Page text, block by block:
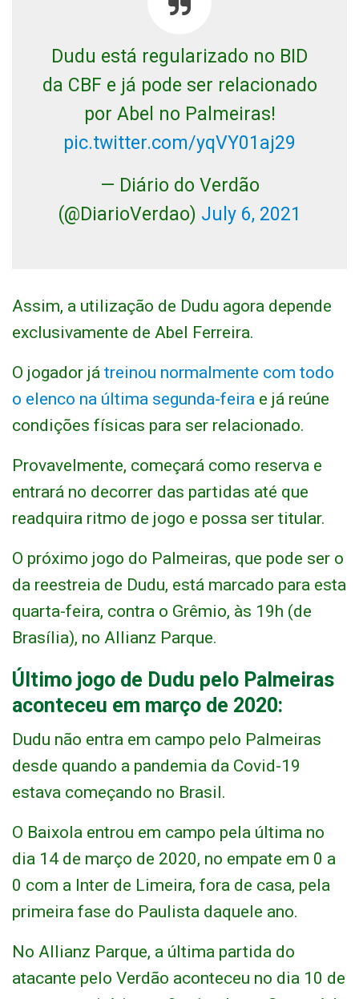
Dudu está regularizado no BID
da CBF e já pode ser relacionado
por Abel no Palmeiras!
pic.twitter.com/yqVY01aj29
— Diário do Verdão
(@DiarioVerdao) July 6, 2021
Assim, a utilização de Dudu agora depende
exclusivamente de Abel Ferreira.
O jogador já treinou normalmente com todo
o elenco na última segunda-feira e já reúne
condições físicas para ser relacionado.
Provavelmente, começará como reserva e
entrará no decorrer das partidas até que
readquira ritmo de jogo e possa ser titular.
O próximo jogo do Palmeiras, que pode ser o
da reestreia de Dudu, está marcado para esta
quarta-feira, contra o Grêmio, às 19h (de
Brasília), no Allianz Parque.
Último jogo de Dudu pelo Palmeiras
aconteceu em março de 2020:
Dudu não entra em campo pelo Palmeiras
desde quando a pandemia da Covid-19
estava começando no Brasil.
O Baixola entrou em campo pela última no
dia 14 de março de 2020, no empate em 0 a
0 com a Inter de Limeira, fora de casa, pela
primeira fase do Paulista daquele ano.
No Allianz Parque, a última partida do
atacante pelo Verdão aconteceu no dia 10 de